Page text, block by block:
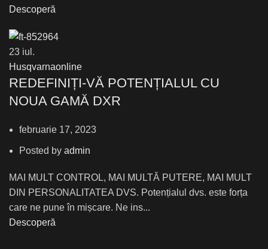
Descoperă
23 iul.
Husqvarnaonline
REDEFINIȚI-VĂ POTENȚIALUL CU
NOUA GAMĂ DXR
februarie 17, 2023
Posted by admin
MAI MULT CONTROL, MAI MULTĂ PUTERE, MAI MULT
DIN PERSONALITATEA DVS. Potențialul dvs. este forța
care ne pune în mișcare. Ne ins...
Descoperă